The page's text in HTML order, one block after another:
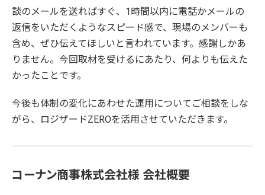
談のメールを送ればすぐ、1時間以内に電話かメールの
返信をいただくようなスピード感で、現場のメンバーも
含め、ぜひ伝えてほしいと言われています。感謝しかあ
りません。今回取材を受けるにあたり、何よりも伝えた
かったことです。
今後も体制の変化にあわせた運用についてご相談をしな
がら、ロジザードZEROを活用させていただきます。
コーナン商事株式会社様 会社概要